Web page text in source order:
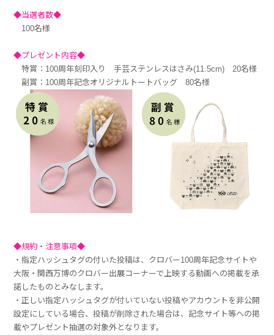
◆当選者数◆
100名様
◆プレゼント内容◆
特賞：100周年刻印入り 手芸ステンレスはさみ(11.5cm) 20名様
副賞：100周年記念オリジナルトートバッグ 80名様
◆規約・注意事項◆
・指定ハッシュタグの付いた投稿は、クロバー100周年記念サイトや
大阪・関西万博のクロバー出展コーナーで上映する動画への掲載を承
諾したものとみなします。
・正しい指定ハッシュタグが付いていない投稿やアカウントを非公開
設定にしている場合、投稿が削除された場合は、記念サイト等への掲
載やプレゼント抽選の対象外となります。